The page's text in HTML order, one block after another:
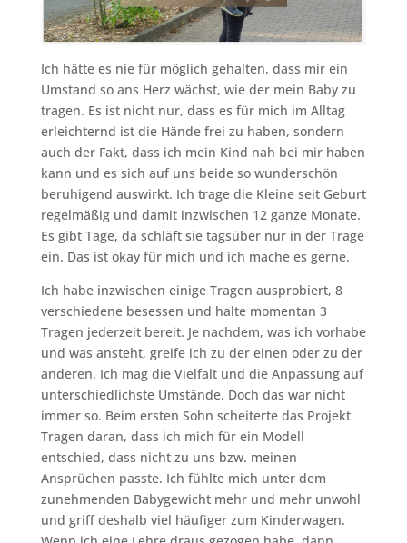
Ich hätte es nie für möglich gehalten, dass mir ein
Umstand so ans Herz wächst, wie der mein Baby zu
tragen. Es ist nicht nur, dass es für mich im Alltag
erleichternd ist die Hände frei zu haben, sondern
auch der Fakt, dass ich mein Kind nah bei mir haben
kann und es sich auf uns beide so wunderschön
beruhigend auswirkt. Ich trage die Kleine seit Geburt
regelmäßig und damit inzwischen 12 ganze Monate.
Es gibt Tage, da schläft sie tagsüber nur in der Trage
ein. Das ist okay für mich und ich mache es gerne.
Ich habe inzwischen einige Tragen ausprobiert, 8
verschiedene besessen und halte momentan 3
Tragen jederzeit bereit. Je nachdem, was ich vorhabe
und was ansteht, greife ich zu der einen oder zu der
anderen. Ich mag die Vielfalt und die Anpassung auf
unterschiedlichste Umstände. Doch das war nicht
immer so. Beim ersten Sohn scheiterte das Projekt
Tragen daran, dass ich mich für ein Modell
entschied, dass nicht zu uns bzw. meinen
Ansprüchen passte. Ich fühlte mich unter dem
zunehmenden Babygewicht mehr und mehr unwohl
und griff deshalb viel häufiger zum Kinderwagen.